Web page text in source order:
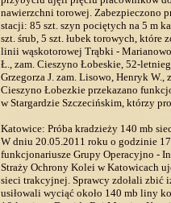
nawierzchni torowej. Zabezpieczono
stacji: 85 szt. szyn pociętych na 5 m
szt. śrub, 5 szt. łubek torowych, które
linii wąskotorowej Trąbki -
Ł., zam. Cieszyno Łobeskie, 52-
Grzegorza J. zam. Lisowo, Henryk W.,
Cieszyno Łobezkie przekazano
w Stargardzie Szczecińskim, którzy
Katowice: Próba kradzieży 140 mb
W dniu 20.05.2011 roku o godzinie
funkcjonariusze Grupy Operacyjno -
Straży Ochrony Kolei w Katowicach
sieci trakcyjnej. Sprawcy zdołali zbić
usiłowali wyciąć około 140 mb liny